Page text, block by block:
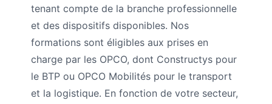
tenant compte de la branche professionnelle
et des dispositifs disponibles. Nos
formations sont éligibles aux prises en
charge par les OPCO, dont Constructys pour
le BTP ou OPCO Mobilités pour le transport
et la logistique. En fonction de votre secteur,